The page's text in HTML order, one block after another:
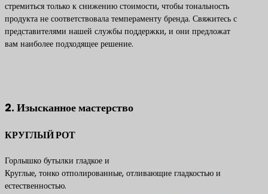
стремиться только к снижению стоимости, чтобы тональность
продукта не соответствовала темпераменту бренда. Свяжитесь с
представителями нашей службы поддержки, и они предложат
вам наиболее подходящее решение.
2. Изысканное мастерство
КРУГЛЫЙ РОТ
Горлышко бутылки гладкое и
Круглые, тонко отполированные, отливающие гладкостью и
естественностью.